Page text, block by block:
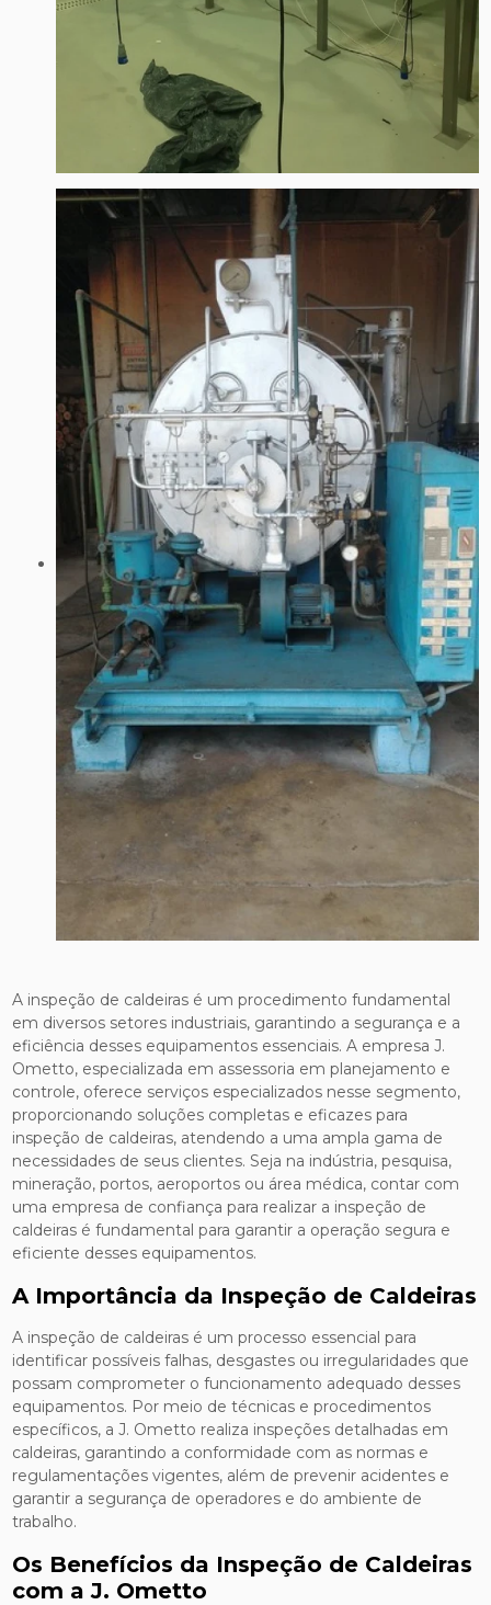
A inspeção de caldeiras é um procedimento fundamental
em diversos setores industriais, garantindo a segurança e a
eficiência desses equipamentos essenciais. A empresa J.
Ometto, especializada em assessoria em planejamento e
controle, oferece serviços especializados nesse segmento,
proporcionando soluções completas e eficazes para
inspeção de caldeiras, atendendo a uma ampla gama de
necessidades de seus clientes. Seja na indústria, pesquisa,
mineração, portos, aeroportos ou área médica, contar com
uma empresa de confiança para realizar a inspeção de
caldeiras é fundamental para garantir a operação segura e
eficiente desses equipamentos.
A Importância da Inspeção de Caldeiras
A inspeção de caldeiras é um processo essencial para
identificar possíveis falhas, desgastes ou irregularidades que
possam comprometer o funcionamento adequado desses
equipamentos. Por meio de técnicas e procedimentos
específicos, a J. Ometto realiza inspeções detalhadas em
caldeiras, garantindo a conformidade com as normas e
regulamentações vigentes, além de prevenir acidentes e
garantir a segurança de operadores e do ambiente de
trabalho.
Os Benefícios da Inspeção de Caldeiras
com a J. Ometto